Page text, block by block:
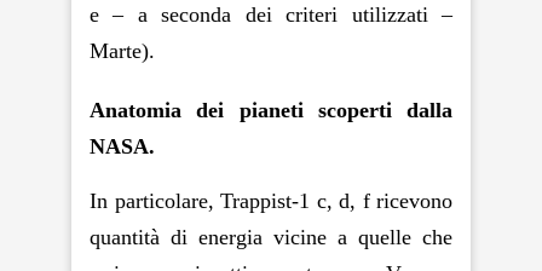
e – a seconda dei criteri utilizzati –
Marte).
Anatomia dei pianeti scoperti dalla
NASA.
In particolare, Trappist-1 c, d, f ricevono
quantità di energia vicine a quelle che